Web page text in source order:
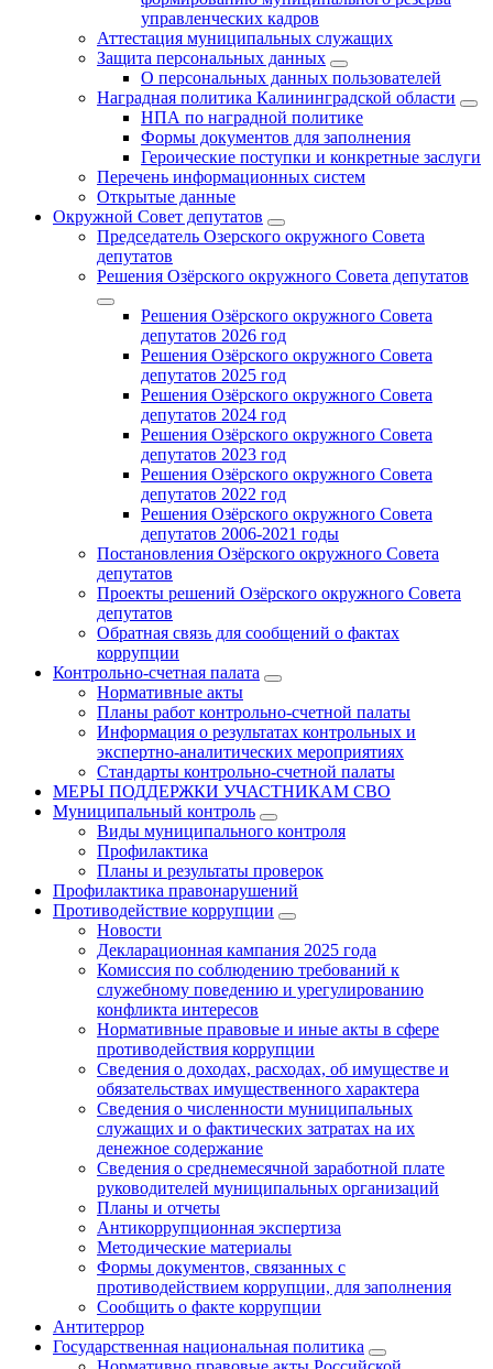
управленческих кадров
Аттестация муниципальных служащих
Защита персональных данных
О персональных данных пользователей
Наградная политика Калининградской области
НПА по наградной политике
Формы документов для заполнения
Героические поступки и конкретные заслуги
Перечень информационных систем
Открытые данные
Окружной Совет депутатов
Председатель Озерского окружного Совета
депутатов
Решения Озёрского окружного Совета депутатов
Решения Озёрского окружного Совета
депутатов 2026 год
Решения Озёрского окружного Совета
депутатов 2025 год
Решения Озёрского окружного Совета
депутатов 2024 год
Решения Озёрского окружного Совета
депутатов 2023 год
Решения Озёрского окружного Совета
депутатов 2022 год
Решения Озёрского окружного Совета
депутатов 2006-2021 годы
Постановления Озёрского окружного Совета
депутатов
Проекты решений Озёрского окружного Совета
депутатов
Обратная связь для сообщений о фактах
коррупции
Контрольно-счетная палата
Нормативные акты
Планы работ контрольно-счетной палаты
Информация о результатах контрольных и
экспертно-аналитических мероприятиях
Стандарты контрольно-счетной палаты
МЕРЫ ПОДДЕРЖКИ УЧАСТНИКАМ СВО
Муниципальный контроль
Виды муниципального контроля
Профилактика
Планы и результаты проверок
Профилактика правонарушений
Противодействие коррупции
Новости
Декларационная кампания 2025 года
Комиссия по соблюдению требований к
служебному поведению и урегулированию
конфликта интересов
Нормативные правовые и иные акты в сфере
противодействия коррупции
Сведения о доходах, расходах, об имуществе и
обязательствах имущественного характера
Сведения о численности муниципальных
служащих и о фактических затратах на их
денежное содержание
Сведения о среднемесячной заработной плате
руководителей муниципальных организаций
Планы и отчеты
Антикоррупционная экспертиза
Методические материалы
Формы документов, связанных с
противодействием коррупции, для заполнения
Сообщить о факте коррупции
Антитеррор
Государственная национальная политика